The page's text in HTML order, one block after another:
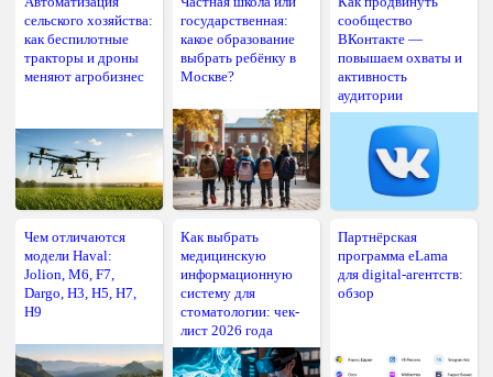
сельского хозяйства:
как беспилотные
тракторы и дроны
меняют агробизнес
государственная:
какое образование
выбрать ребёнку в
Москве?
сообщество
ВКонтакте —
повышаем охваты и
активность
аудитории
Чем отличаются
модели Haval:
Jolion, M6, F7,
Dargo, H3, H5, H7,
H9
Как выбрать
медицинскую
информационную
систему для
стоматологии: чек-
лист 2026 года
Партнёрская
программа eLama
для digital-агентств:
обзор